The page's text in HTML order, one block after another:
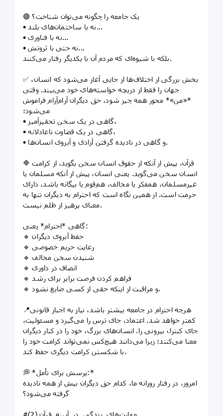
🟢 یک جامعه را چگونه می‌توان شناخت؟
• نه با ساختمان‌های بلند...
• نه با فناوری...
• نه حتی با ثروتش...
بلکه با شیوه‌ای که مردم آن با یکدیگر رفتار می‌کنند.
✅ بخش بزرگی از اختلاف‌ها از جایی آغاز می‌شود که انسان،
جهان را فقط از دریچه خواسته‌های خود می‌بیند. وقتی
*«من»* محور همه چیز شود، حق دیگران آرام‌آرام فراموش
می‌شود؛
• گاهی در یک سخن تحقیرآمیز،
• گاهی در یک قضاوت ناعادلانه،
• و گاهی در نادیده گرفتن آزادی و آبروی انسان‌ها.
🔷 قرآن، پیش از آنکه از حقوق انسان سخن بگوید، از کرامت
انسان سخن می‌گوید. یعنی انسان، پیش از آنکه مسلمان یا
غیرمسلمان، همفکر یا مخالف، هم‌قوم یا بیگانه باشد، دارای
حرمت است. از همین نگاه است که احترام به دیگران تنها به
معنای پرهیز از ظلم نیست.
گاهی *احترام* یعنی:
🔹 حفظ آبروی دیگران
🔹 رعایت حریم خصوصی
🔹 شنیدن سخن مخالف
🔹 انصاف در داوری
🔹 فراهم کردن فرصت برابر برای رشد
🔹 و مراقبت از اینکه حقی از کسی ضایع نشود.
📍هرچه احترام در جامعه بیشتر باشد، نیاز به اجبار قانونی
کمتر خواهد شد. اعتماد، جای ترس را می‌گیرد و مسئولیت،
جای کنترل بیرونی را. انسان‌های بزرگ، خود را در کنار دیگران
معنا می‌کنند؛ زیرا می‌دانند هیچ‌کس نمی‌تواند کرامت خود را
با شکستن کرامت دیگری حفظ کند.
💭 *پرسش برای تأمل:*
امروز، در رفتار روزانه ما، کدام حق دیگران بیش از همه نادیده
گرفته می‌شود؟
#مهارت‌های_زندگی_در_آیینه_قرآن (2)